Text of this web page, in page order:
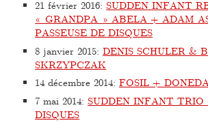
21 février 2016:SUDDEN INFANT
« GRANDPA » ABELA + ADAM
PASSEUSE DE DISQUES
8 janvier 2015:DENIS SCHULER &
SKRZYPCZAK
14 décembre 2014:FOSIL +
7 mai 2014:SUDDEN INFANT TRIO
DISQUES